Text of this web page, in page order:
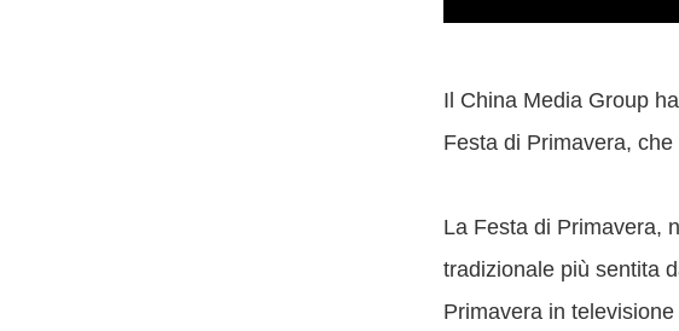
Il China Media Group
Festa di Primavera,
La Festa di Primavera,
tradizionale più sentita
Primavera in